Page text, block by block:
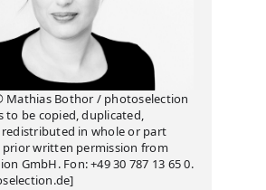
Mathias Bothor / photoselection
to be copied, duplicated,
in whole or part
written permission from
GmbH. Fon: +49 30 787 13 65 0.